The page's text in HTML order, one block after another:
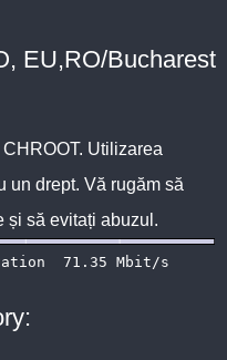
EU,RO/Bucharest
CHROOT. Utilizarea
un drept. Vă rugăm să
și să evitați abuzul.